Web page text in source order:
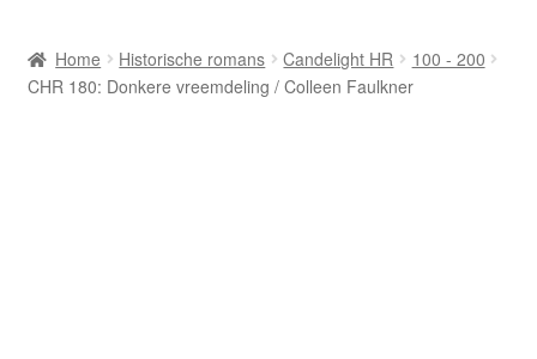
Afrekenen
Home Historische romans Candelight HR
100 - 200
CHR 180: Donkere vreemdeling / Colleen Faulkner